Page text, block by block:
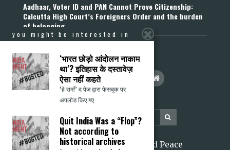
Aadhaar, Voter ID and PAN Cannot Prove Citizenship:
Calcutta High Court’s Foreigners Order and the burden
of belonging
2026 Citizens for Justice and Peace
you might be interested in
‘भारत छोड़ो आंदोलन नाकाम
था’? इतिहास के दस्तावेज़
ऐसा नहीं कहते
‘हे राम!’ द पेज द्वारा फेसबुक पर
अपलोड किए गए
Quit India Was a “Flop”?
Not according to
historical archives